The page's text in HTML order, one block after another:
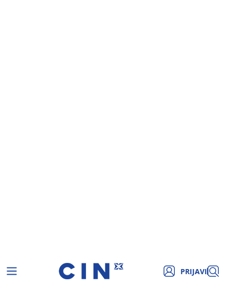
PRIJAVI